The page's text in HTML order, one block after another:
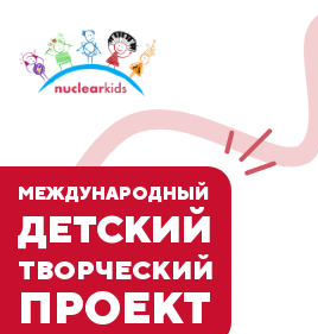
МЕЖДУНАРОДНЫЙ
ДЕТСКИЙ
ТВОРЧЕСКИЙ
ПРОЕКТ